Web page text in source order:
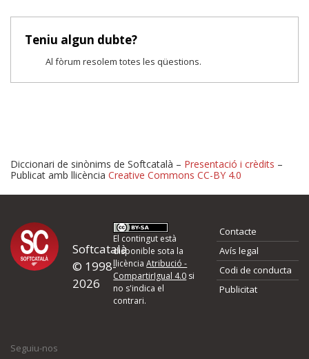
Teniu algun dubte?
Al fòrum resolem totes les qüestions.
Proposeu-nos millores o
d'errors
Si heu trobat un error o voleu proposar alguna millora, ompliu els
quina és la millora que proposeu o l'error del qual voleu informar-
Diccionari de sinònims de Softcatalà – Presentació i crèdits –
Publicat amb llicència Creative Commons CC-BY 4.0
Softcatalà
© 1998-
2026
El contingut està
disponible sota la
llicènciaAtribució -
CompartirIgual 4.0 si
no s'indica el
contrari.
Contacte
Avís legal
Codi de conducta
Publicitat
Seguiu-nos